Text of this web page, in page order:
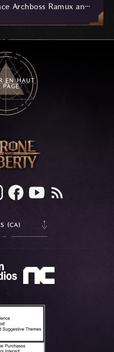
Archboss Ramux and
the Ballista, and the
that awaits.
EN HAUT
PAGE
(CA)